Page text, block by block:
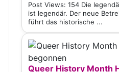
Post Views: 154 Die
ist legendär. Der neue
führt das historische ...
Queer History Month